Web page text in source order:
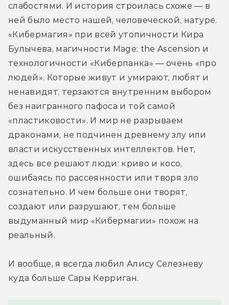
слабостями. И история строилась схоже — в
ней было место нашей, человеческой, натуре.
«Кибермагия» при всей утопичности Кира
Булычева, магичности Mage: the Ascension и
технологичности «Киберпанка» — очень «про
людей». Которые живут и умирают, любят и
ненавидят, терзаются внутренним выбором
без наигранного пафоса и той самой
«пластиковости». И мир не разрываем
драконами, не подчинен древнему злу или
власти искусственных интеллектов. Нет,
здесь все решают люди: криво и косо,
ошибаясь по рассеянности или творя зло
сознательно. И чем больше они творят,
создают или разрушают, тем больше
выдуманный мир «Кибермагии» похож на
реальный.
И вообще, я всегда любил Алису Селезневу
куда больше Сары Керриган.